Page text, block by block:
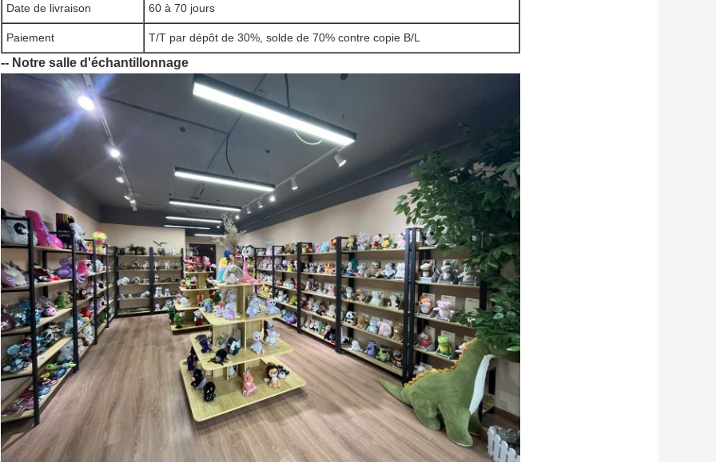
Date de livraison 60 à 70 jours
Paiement T/T par dépôt de 30%, solde de 70% contre copie B/L
-- Notre salle d'échantillonnage